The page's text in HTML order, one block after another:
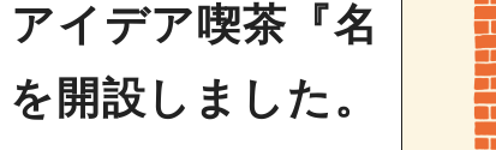
イデア喫茶『名
開設しました。